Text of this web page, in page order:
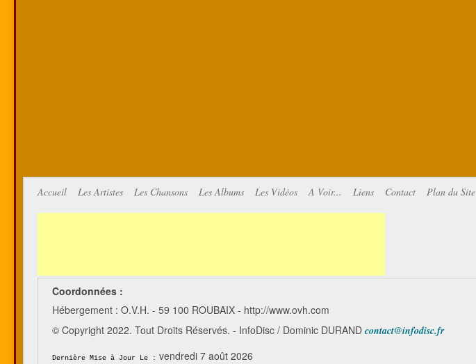
Accueil Les Artistes Les Chansons Les Albums Les Vidéos A Voir... Liens Contact Plan du Site
Coordonnées :
Hébergement : O.V.H. - 59 100 ROUBAIX - http://www.ovh.com
© Copyright 2022. Tout Droits Réservés. - InfoDisc / Dominic DURAND contact@infodisc.fr
Dernière Mise à Jour Le : vendredi 7 août 2026